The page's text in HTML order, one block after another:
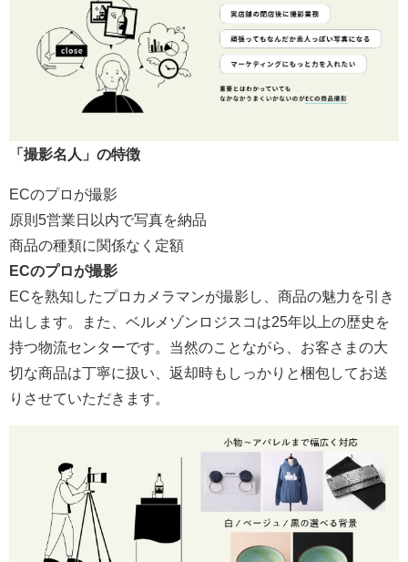
「撮影名人」の特徴
ECのプロが撮影
原則5営業日以内で写真を納品
商品の種類に関係なく定額
ECのプロが撮影
ECを熟知したプロカメラマンが撮影し、商品の魅力を引き
出します。また、ベルメゾンロジスコは25年以上の歴史を
持つ物流センターです。当然のことながら、お客さまの大
切な商品は丁寧に扱い、返却時もしっかりと梱包してお送
りさせていただきます。